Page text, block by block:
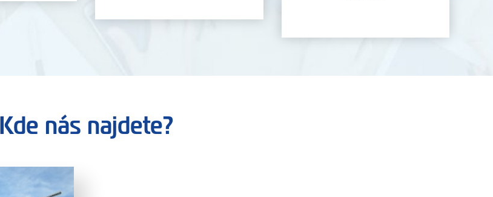
Kde nás najdete?